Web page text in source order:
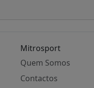
Mitrosport
Quem Somos
Contactos